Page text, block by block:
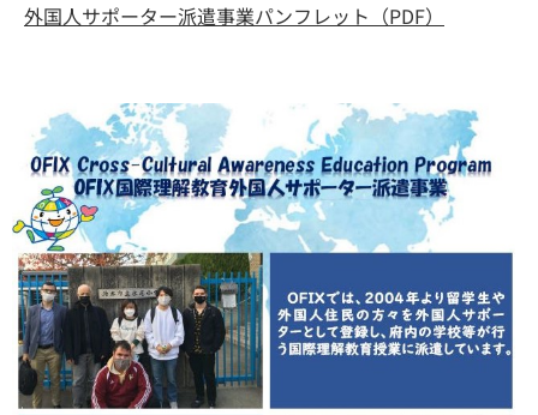
外国人サポーター派遣事業パンフレット（PDF）